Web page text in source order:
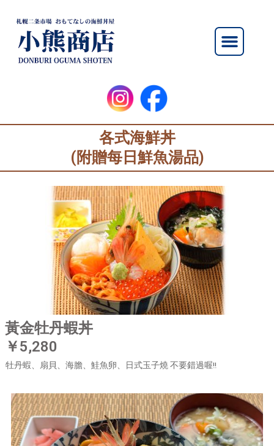
メ
ニ
ュ
各式海鮮丼
(附贈每日鮮魚湯品)
黃金牡丹蝦丼
￥5,280
牡丹蝦、扇貝、海膽、鮭魚卵、日式玉子燒 不要錯過喔!!